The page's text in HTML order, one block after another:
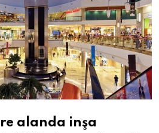
alanda inşa